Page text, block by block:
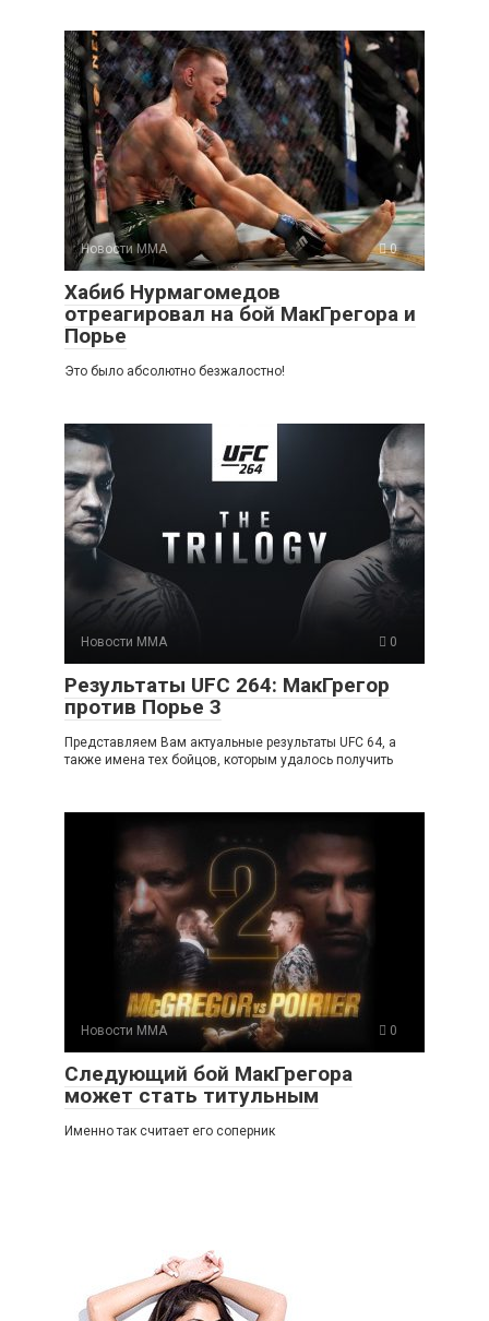
Новости ММА 0
Хабиб Нурмагомедов
отреагировал на бой МакГрегора и
Порье
Это было абсолютно безжалостно!
Новости ММА 0
Результаты UFC 264: МакГрегор
против Порье 3
Представляем Вам актуальные результаты UFC 64, а
также имена тех бойцов, которым удалось получить
Новости ММА 0
Следующий бой МакГрегора
может стать титульным
Именно так считает его соперник